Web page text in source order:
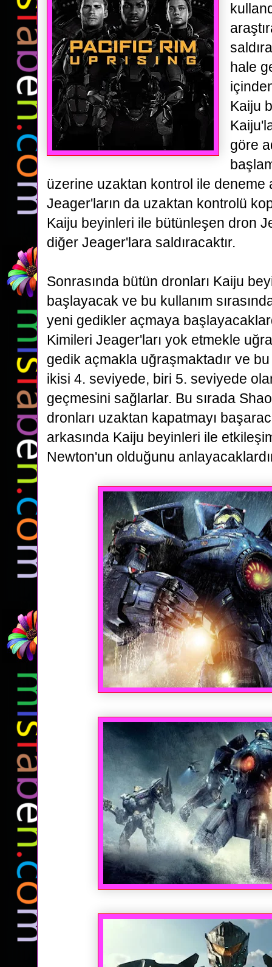
hale
Kaiju
göre
üzerine uzaktan kontrol ile deneme
Jeager'ların da uzaktan kontrolü
Kaiju beyinleri ile bütünleşen dron
diğer Jeager'lara saldıracaktır.
Sonrasında bütün dronları Kaiju
başlayacak ve bu kullanım
yeni gedikler açmaya
Kimileri Jeager'ları yok etmekle
gedik açmakla uğraşmaktadır ve
ikisi 4. seviyede, biri 5. seviyede
geçmesini sağlarlar. Bu sırada
dronları uzaktan kapatmayı
arkasında Kaiju beyinleri ile
Newton'un olduğunu